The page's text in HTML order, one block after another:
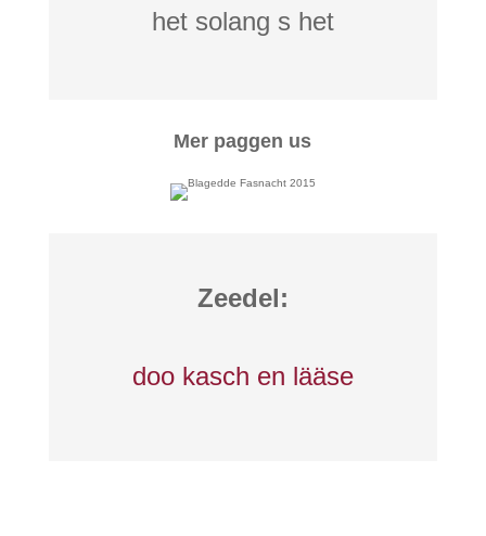
het solang s het
Mer paggen us
Zeedel:
doo kasch en lääse